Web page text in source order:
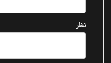
نظر